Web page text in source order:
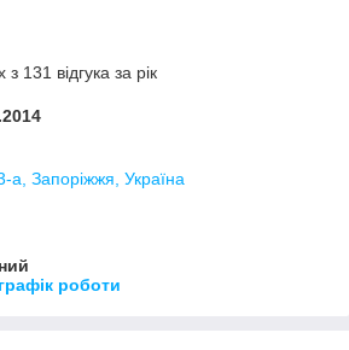
131 відгука за рік
а, Запоріжжя, Україна
роботи